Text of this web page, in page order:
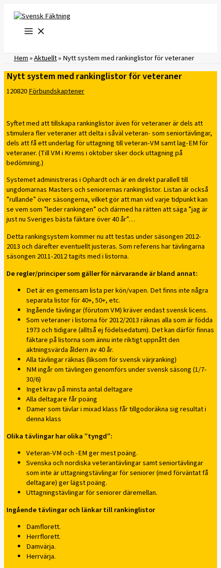
innehåll
Hem»Aktuellt»Nytt system med rankinglistor för veteraner
Nytt system med rankinglistor för veteraner
120820Förbundskaptener
Syftet med att tillskapa rankinglistor även för veteraner är dels att
stimulera fler veteraner att delta i såväl veteran- som seniortävlingar,
dels att få ett underlag för uttagning till veteran-VM samt lag-EM för
veteraner. (Till VM i Krems i oktober sker dock uttagning på
bedömning.)
Systemet administreras i Ophardt och är en direkt parallell till
ungdomarnas Masters och seniorernas rankinglistor. Listan är också
”rullande” över säsongerna, vilket gör att man vid varje tidpunkt kan
se vem som ”leder rankingen” och därmed ha rätten att säga ”jag är
just nu Sveriges bästa fäktare över 40 år”…
Detta rankingsystem kommer nu att testas under säsongen 2012-
2013 och därefter eventuellt justeras. Som referens har tävlingarna
säsongen 2011-2012 tagits med i listorna.
De regler/principer som gäller för närvarande är bland annat:
Det är en gemensam lista per kön/vapen. Det finns inte några
separata listor för 40+, 50+, etc.
Ingående tävlingar (förutom VM) kräver endast svensk licens.
Som veteraner i listorna för 2012/2013 räknas alla som är födda
1973 och tidigare (alltså ej födelsedatum). Det kan därför finnas
fäktare på listorna som ännu inte riktigt uppnått den
aktningsvärda åldern av 40 år.
Alla tävlingar räknas (liksom för svensk värjranking)
NM ingår om tävlingen genomförs under svensk säsong (1/7-
30/6)
Inget krav på minsta antal deltagare
Alla deltagare får poäng
Damer som tävlar i mixad klass får tillgodoräkna sig resultat i
denna klass
Olika tävlingar har olika ”tyngd”:
Veteran-VM och -EM ger mest poäng.
Svenska och nordiska veterantävlingar samt seniortävlingar
som inte är uttagningstävlingar för seniorer (med förväntat få
deltagare) ger lägst poäng.
Uttagningstävlingar för seniorer däremellan.
Ingående tävlingar och länkar till rankinglistor
Damflorett.
Herrflorett.
Damvärja.
Herrvärja.